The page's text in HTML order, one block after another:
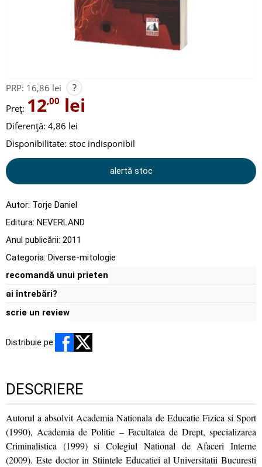
PRP: 16,86 lei ?
Preț: 12,00 lei
Diferență: 4,86 lei
Disponibilitate: stoc indisponibil
alertă stoc
Autor: Torje Daniel
Editura: NEVERLAND
Anul publicării: 2011
Categoria: Diverse-mitologie
recomandă unui prieten
ai întrebări?
scrie un review
Distribuie pe:
DESCRIERE
Autorul a absolvit Academia Nationala de Educatie Fizica si Sport
(1990), Academia de Politie – Facultatea de Drept, specializarea
Criminalistica (1999) si Colegiul National de Afaceri Interne
(2009). Este doctor in Stiintele Educatiei al Universitatii Bucuresti